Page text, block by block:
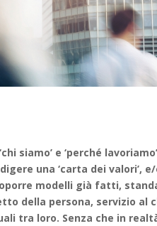
siamo’ e ‘perché
una ‘carta dei valori’, e/
modelli già fatti,
della persona, servizio al
tra loro. Senza che in